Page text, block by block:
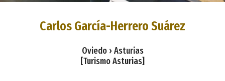
Carlos García-Herrero Suárez
Oviedo › Asturias
[Turismo Asturias]